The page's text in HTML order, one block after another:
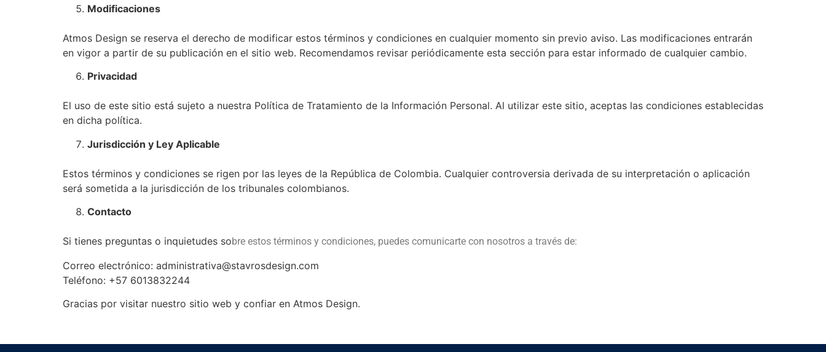
Modificaciones
Atmos Design se reserva el derecho de modificar estos términos y condiciones en cualquier momento sin previo aviso. Las modificaciones entrarán
en vigor a partir de su publicación en el sitio web. Recomendamos revisar periódicamente esta sección para estar informado de cualquier cambio.
Privacidad
El uso de este sitio está sujeto a nuestra Política de Tratamiento de la Información Personal. Al utilizar este sitio, aceptas las condiciones establecidas
en dicha política.
Jurisdicción y Ley Aplicable
Estos términos y condiciones se rigen por las leyes de la República de Colombia. Cualquier controversia derivada de su interpretación o aplicación
será sometida a la jurisdicción de los tribunales colombianos.
Contacto
Si tienes preguntas o inquietudes sobre estos términos y condiciones, puedes comunicarte con nosotros a través de:
Correo electrónico: administrativa@stavrosdesign.com
Teléfono: +57 6013832244
Gracias por visitar nuestro sitio web y confiar en Atmos Design.